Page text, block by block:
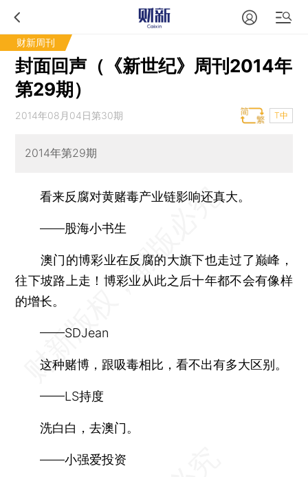
财新周刊
封面回声（《新世纪》周刊2014年
第29期）
2014年08月04日第30期 T中
2014年第29期
看来反腐对黄赌毒产业链影响还真大。
——股海小书生
澳门的博彩业在反腐的大旗下也走过了巅峰，
往下坡路上走！博彩业从此之后十年都不会有像样
的增长。
——SDJean
这种赌博，跟吸毒相比，看不出有多大区别。
——LS持度
洗白白，去澳门。
——小强爱投资